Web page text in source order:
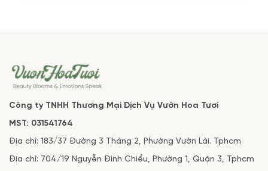
Công ty TNHH Thương Mại Dịch Vụ Vườn Hoa Tươi
MST: 031541764
Địa chỉ: 183/37 Đường 3 Tháng 2, Phường Vườn Lài. Tphcm
Địa chỉ: 704/19 Nguyễn Đình Chiểu, Phường 1, Quận 3, Tphcm